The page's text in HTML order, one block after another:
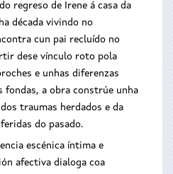
regreso de Irene á casa da
década vivindo no
cun pai recluído no
dese vínculo roto pola
e unhas diferenzas
fondas, a obra constrúe unha
traumas herdados e da
do pasado.
escénica íntima e
afectiva dialoga coa